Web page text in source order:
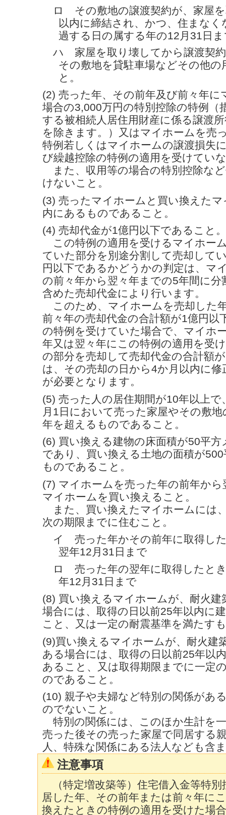
ロ その敷地の譲渡契約が、家屋を
以内に締結され、かつ、住まな
過する日の属する年の12月31日
ハ 家屋を取り壊してから譲渡契
その敷地を貸駐車場などその他
と。
(2) 売った年、その前年及び前々年
場合の3,000万円の特別控除の特例（
する被相続人居住用財産に係る譲渡
を除きます。）又はマイホームを売
特例若しくはマイホームの譲渡損失
び繰越控除の特例の適用を受けてい
また、収用等の場合の特別控除な
けないこと。
(3) 売ったマイホームと買い換えた
内にあるものであること。
(4) 売却代金が1億円以下であること。
この特例の適用を受けるマイホー
ていた部分を別途分割して売却して
円以下であるかどうかの判定は、マ
の前々年から翌々年までの5年間に
含めた売却代金により行います。
このため、マイホームを売却した
前々年の売却代金の合計額が1億円以
の特例を受けていた場合で、マイホ
年又は翌々年にこの特例の適用を受
の部分を売却して売却代金の合計額
は、その売却の日から4か月以内に修
が必要となります。
(5) 売った人の居住期間が10年以上
月1日において売った家屋やその敷
年を超えるものであること。
(6) 買い換える建物の床面積が50平
であり、買い換える土地の面積が
ものであること。
(7) マイホームを売った年の前年か
マイホームを買い換えること。
また、買い換えたマイホームには
次の期限までに住むこと。
イ 売った年かその前年に取得し
翌年12月31日まで
ロ 売った年の翌年に取得したと
年12月31日まで
(8) 買い換えるマイホームが、耐火建
場合には、取得の日以前25年以内に
こと、又は一定の耐震基準を満たす
(9)買い換えるマイホームが、耐火建
ある場合には、取得の日以前25年以
あること、又は取得期限までに一定
のであること。
(10) 親子や夫婦など特別の関係があ
のでないこと。
特別の関係には、このほか生計を
売った後その売った家屋で同居する
人、特殊な関係にある法人なども含
注意事項
（特定増改築等）住宅借入金等特
居した年、その前年または前々年に
換えたときの特例の適用を受けた場